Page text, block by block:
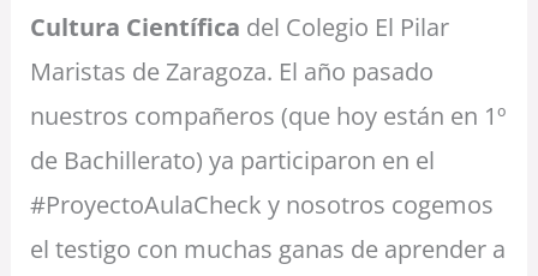
Cultura Científica del Colegio El Pilar
Maristas de Zaragoza. El año pasado
nuestros compañeros (que hoy están en 1º
de Bachillerato) ya participaron en el
#ProyectoAulaCheck y nosotros cogemos
el testigo con muchas ganas de aprender a